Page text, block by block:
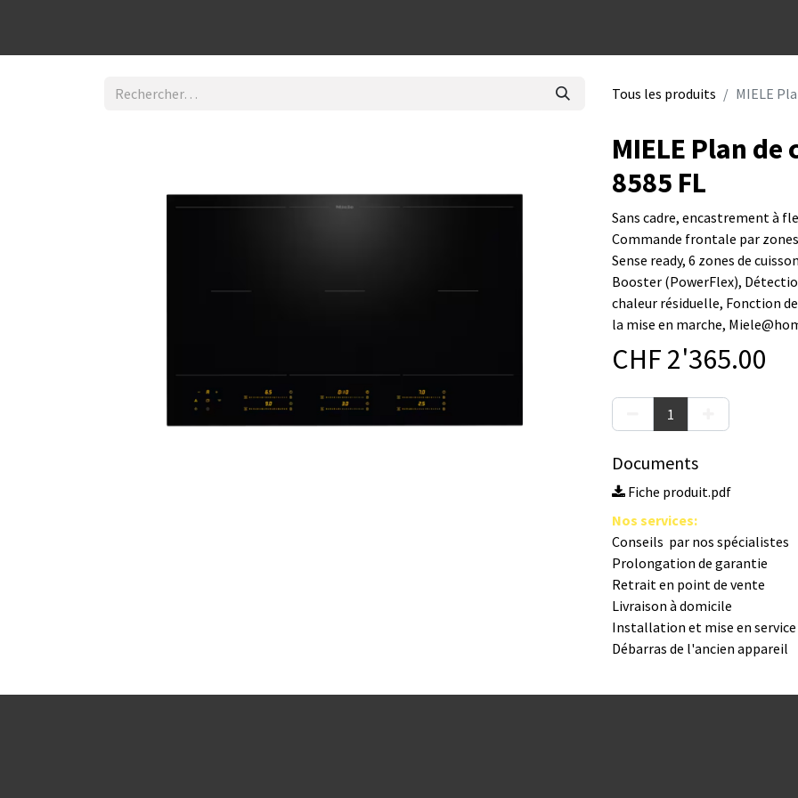
Tous les produits MIELE
MIELE Plan
8585 FL
Sans cadre, encastrement à
Commande frontale par
Sense ready, 6 zones de
Booster (PowerFlex),
chaleur résiduelle, Fonction
la mise en marche,
CHF 2'365.00
Documents
Fiche produit.pdf
Nos s​ervices:
Conseils par nos spé​cialistes
Prolongation de garantie
Retrait en point de vente
Livraison à domicile
Installation et mise en
Débarras de l'ancien appareil